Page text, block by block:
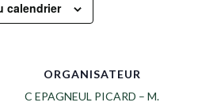
calendrier
ORGANISATEUR
C EPAGNEUL PICARD – M.